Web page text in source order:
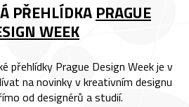
PŘEHLÍDKA PRAGUE
WEEK
přehlídky Prague Design Week je v
na novinky v kreativním designu
od designérů a studií.